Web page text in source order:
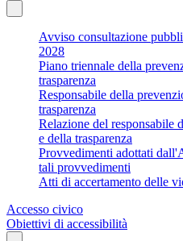
Avviso consultazione
2028
Piano triennale della
trasparenza
Responsabile della
trasparenza
Relazione del responsabile
e della trasparenza
Provvedimenti adottati
tali provvedimenti
Atti di accertamento delle
Accesso civico
Obiettivi di accessibilità